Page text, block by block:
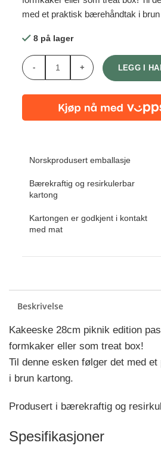
med et praktisk bærehåndtak i
8 på lager
Antall
LEGG I
Norskprodusert emballasje
Bærekraftig og resirkulerbar
kartong
Kartongen er godkjent i kontakt
med mat
Beskrivelse
Kakeeske 28cm piknik edition
formkaker eller som treat box!
Til denne esken følger det med
i brun kartong.
Produsert i bærekraftig og
Spesifikasjoner